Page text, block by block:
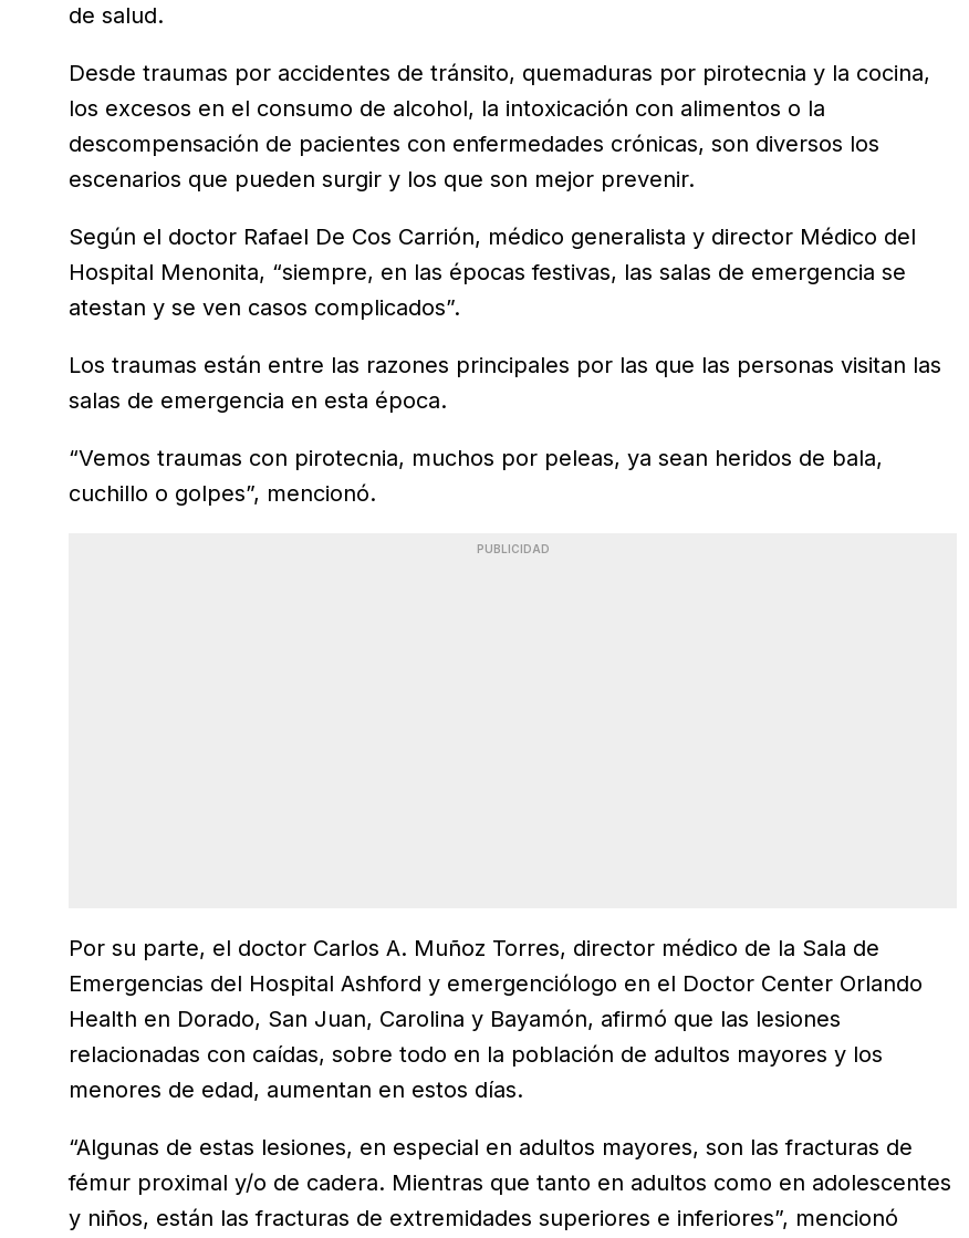
de salud.
Desde traumas por accidentes de tránsito, quemaduras por pirotecnia y la cocina,
los excesos en el consumo de alcohol, la intoxicación con alimentos o la
descompensación de pacientes con enfermedades crónicas, son diversos los
escenarios que pueden surgir y los que son mejor prevenir.
Según el doctor Rafael De Cos Carrión, médico generalista y director Médico del
Hospital Menonita, “siempre, en las épocas festivas, las salas de emergencia se
atestan y se ven casos complicados”.
Los traumas están entre las razones principales por las que las personas visitan las
salas de emergencia en esta época.
“Vemos traumas con pirotecnia, muchos por peleas, ya sean heridos de bala,
cuchillo o golpes”, mencionó.
PUBLICIDAD
Por su parte, el doctor Carlos A. Muñoz Torres, director médico de la Sala de
Emergencias del Hospital Ashford y emergenciólogo en el Doctor Center Orlando
Health en Dorado, San Juan, Carolina y Bayamón, afirmó que las lesiones
relacionadas con caídas, sobre todo en la población de adultos mayores y los
menores de edad, aumentan en estos días.
“Algunas de estas lesiones, en especial en adultos mayores, son las fracturas de
fémur proximal y/o de cadera. Mientras que tanto en adultos como en adolescentes
y niños, están las fracturas de extremidades superiores e inferiores”, mencionó